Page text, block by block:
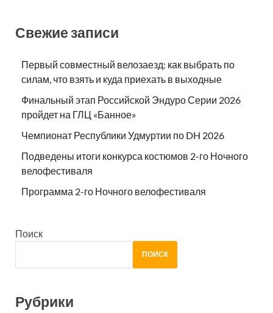
Свежие записи
Первый совместный велозаезд: как выбрать по
силам, что взять и куда приехать в выходные
Финальный этап Российской Эндуро Серии 2026
пройдет на ГЛЦ «Банное»
Чемпионат Республики Удмуртии по DH 2026
Подведены итоги конкурса костюмов 2-го Ночного
велофестиваля
Программа 2-го Ночного велофестиваля
Поиск
ПОИСК
Рубрики